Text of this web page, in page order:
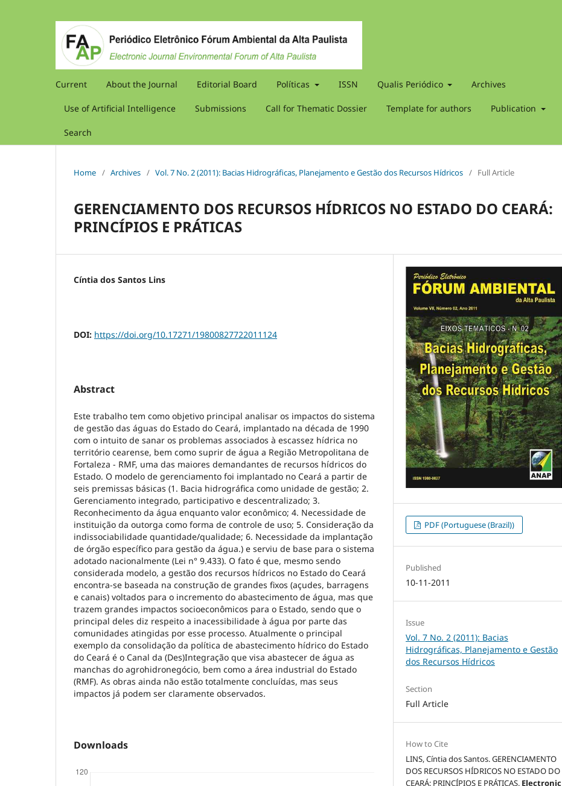
Current About the Journal Editorial Board Políticas ISSN Qualis Periódico Archives
Use of Artificial Intelligence Submissions Call for Thematic Dossier Template for authors Publication
Search
Home / Archives / Vol. 7 No. 2 (2011): Bacias Hidrográficas, Planejamento e Gestão dos Recursos Hídricos / Full Article
GERENCIAMENTO DOS RECURSOS HÍDRICOS NO ESTADO DO CEARÁ:
PRINCÍPIOS E PRÁTICAS
Cíntia dos Santos Lins
DOI: https://doi.org/10.17271/19800827722011124
Abstract
Este trabalho tem como objetivo principal analisar os impactos do sistema
de gestão das águas do Estado do Ceará, implantado na década de 1990
com o intuito de sanar os problemas associados à escassez hídrica no
território cearense, bem como suprir de água a Região Metropolitana de
Fortaleza - RMF, uma das maiores demandantes de recursos hídricos do
Estado. O modelo de gerenciamento foi implantado no Ceará a partir de
seis premissas básicas (1. Bacia hidrográfica como unidade de gestão; 2.
Gerenciamento integrado, participativo e descentralizado; 3.
Reconhecimento da água enquanto valor econômico; 4. Necessidade de
instituição da outorga como forma de controle de uso; 5. Consideração da
indissociabilidade quantidade/qualidade; 6. Necessidade da implantação
de órgão específico para gestão da água.) e serviu de base para o sistema
adotado nacionalmente (Lei n° 9.433). O fato é que, mesmo sendo
considerada modelo, a gestão dos recursos hídricos no Estado do Ceará
encontra-se baseada na construção de grandes fixos (açudes, barragens
e canais) voltados para o incremento do abastecimento de água, mas que
trazem grandes impactos socioeconômicos para o Estado, sendo que o
principal deles diz respeito a inacessibilidade à água por parte das
comunidades atingidas por esse processo. Atualmente o principal
exemplo da consolidação da política de abastecimento hídrico do Estado
do Ceará é o Canal da (Des)Integração que visa abastecer de água as
manchas do agrohidronegócio, bem como a área industrial do Estado
(RMF). As obras ainda não estão totalmente concluídas, mas seus
impactos já podem ser claramente observados.
Downloads
PDF (Portuguese (Brazil))
Published
10-11-2011
Issue
Vol. 7 No. 2 (2011): Bacias
Hidrográficas, Planejamento e Gestão
dos Recursos Hídricos
Section
Full Article
How to Cite
LINS, Cíntia dos Santos. GERENCIAMENTO
DOS RECURSOS HÍDRICOS NO ESTADO DO
CEARÁ: PRINCÍPIOS E PRÁTICAS. Electronic